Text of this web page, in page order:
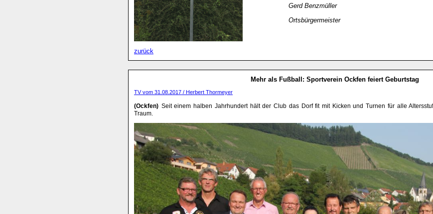
Gerd Benzmüller
Ortsbürgermeister
zurück
Mehr als Fußball: Sportverein Ockfen feiert Geburtstag
TV vom 31.08.2017 / Herbert Thormeyer
(Ockfen) Seit einem halben Jahrhundert hält der Club das Dorf fit mit Kicken und Turnen für alle
Traum.